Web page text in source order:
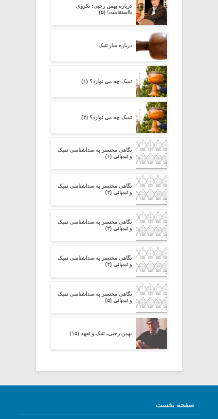
درباره بهمن رجبی: تکروی
بااستقامت! (۵)
درباره ساز تنبک
تمبک چه می نوازد؟ (۱)
تمبک چه می نوازد؟ (۲)
نگاهی مختصر به صداشناسی تمبک
و تیمپانی (۱)
نگاهی مختصر به صداشناسی تمبک
و تیمپانی (۲)
نگاهی مختصر به صداشناسی تمبک
و تیمپانی (۳)
نگاهی مختصر به صداشناسی تمبک
و تیمپانی (۴)
نگاهی مختصر به صداشناسی تمبک
و تیمپانی (۵)
بهمن رجبی، تنبک و تعهد (۱۵)
صفحه نخست